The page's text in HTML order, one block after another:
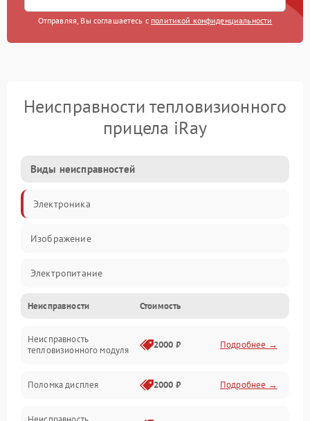
Отправляя, Вы соглашаетесь с политикой конфиденциальности
Неисправности тепловизионного
прицела iRay
Виды неисправностей
Электроника
Изображение
Электропитание
Измерения
Матрица
Неисправности Стоимость
Неисправность
тепловизионного модуля
2000 ₽ Подробнее →
Поломка дисплея 2000 ₽ Подробнее →